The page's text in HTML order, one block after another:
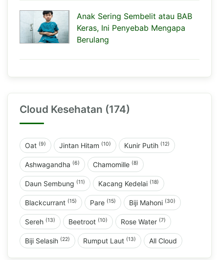
Anak Sering Sembelit atau BAB
Keras, Ini Penyebab Mengapa
Berulang
Cloud Kesehatan (174)
Oat (9) Jintan Hitam (10) Kunir Putih (12)
Ashwagandha (6) Chamomille (8)
Daun Sembung (11) Kacang Kedelai (18)
Blackcurrant (15) Pare (15) Biji Mahoni (30)
Sereh (13) Beetroot (10) Rose Water (7)
Biji Selasih (22) Rumput Laut (13) All Cloud